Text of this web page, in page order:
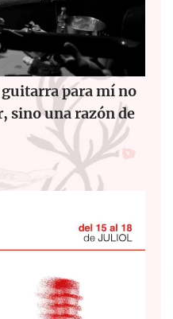
para mí no
sino una razón de